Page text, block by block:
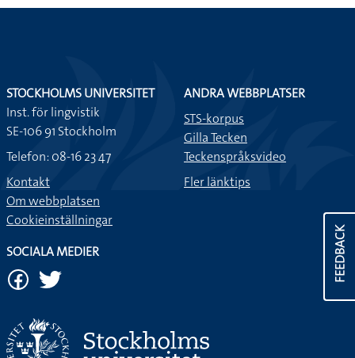
FEEDBACK
STOCKHOLMS UNIVERSITET
Inst. för lingvistik
SE-106 91 Stockholm
Telefon: 08-16 23 47
Kontakt
Om webbplatsen
Cookieinställningar
ANDRA WEBBPLATSER
STS-korpus
Gilla Tecken
Teckenspråksvideo
Fler länktips
SOCIALA MEDIER